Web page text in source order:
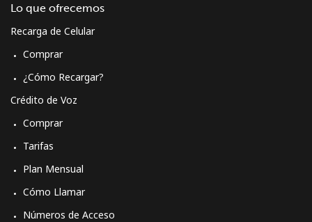
Lo que ofrecemos
Recarga de Celular
Comprar
¿Cómo Recargar?
Crédito de Voz
Comprar
Tarifas
Plan Mensual
Cómo Llamar
Números de Acceso